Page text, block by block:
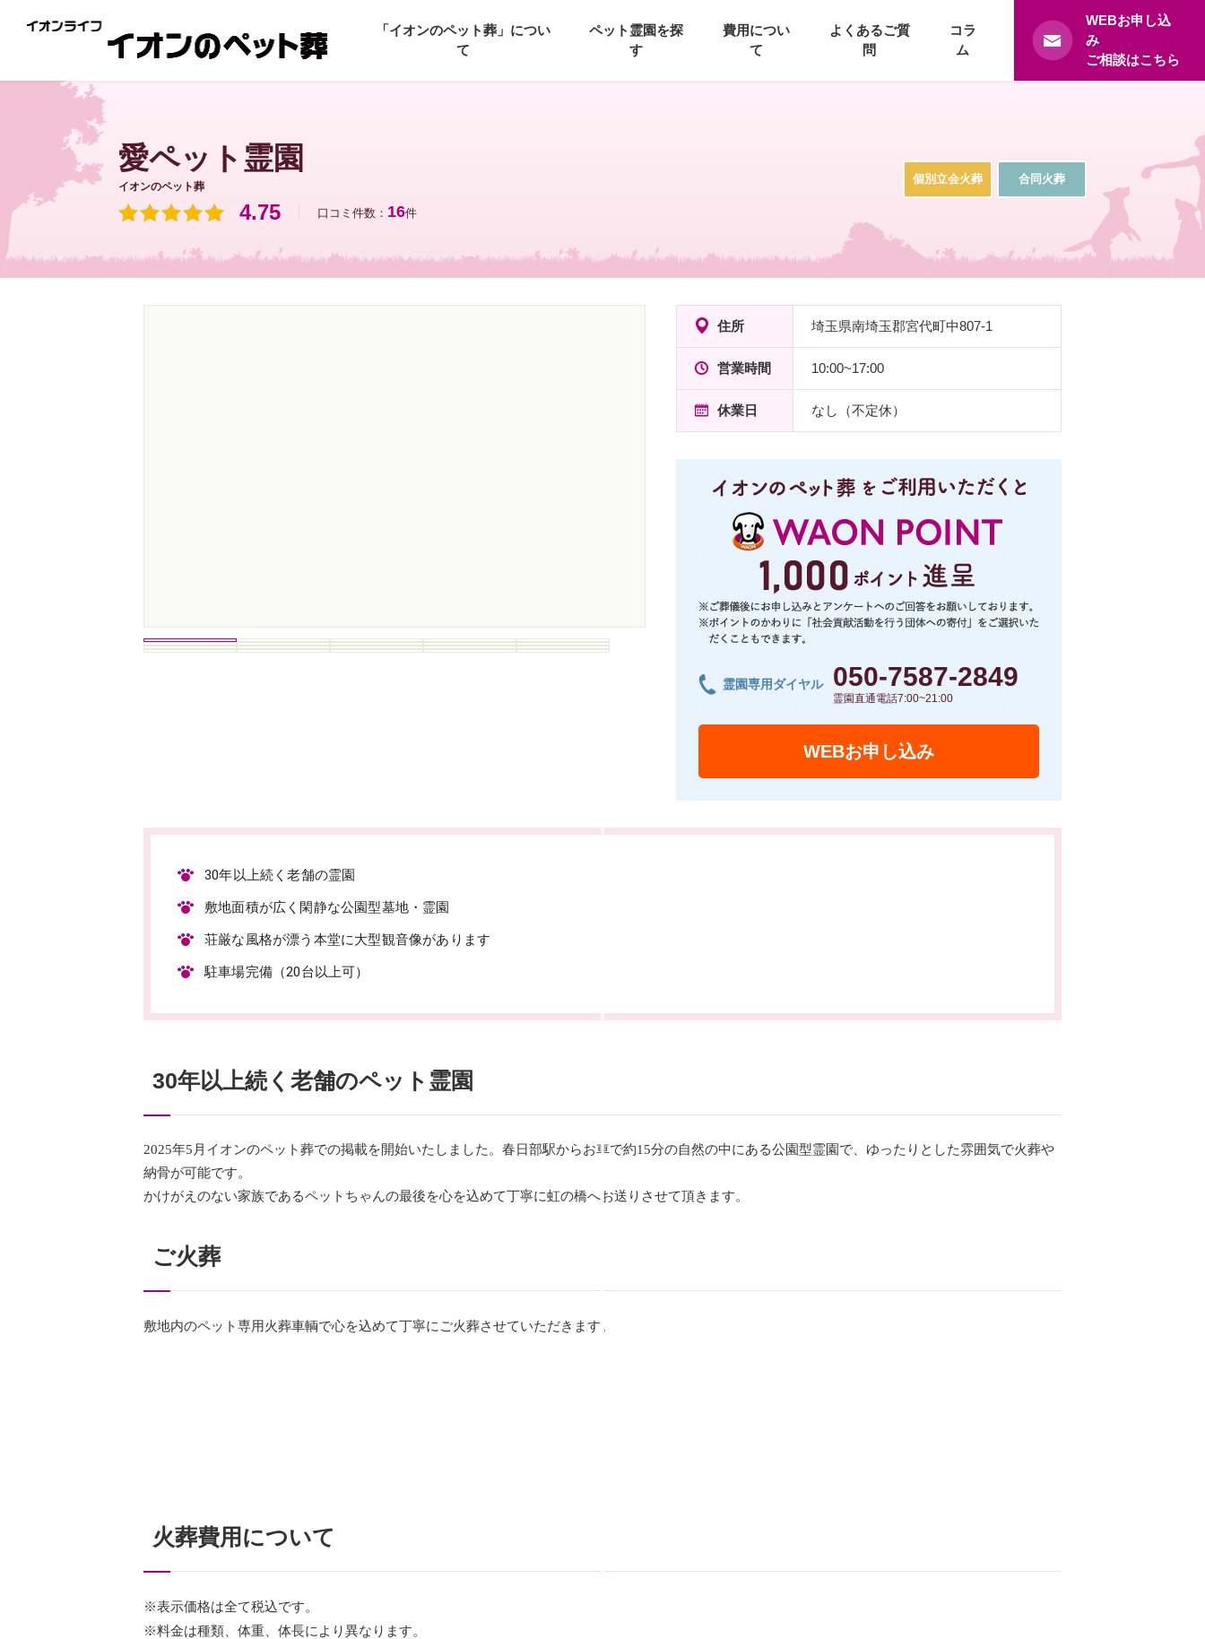
「イオンのペット葬」につい
て
ペット霊園を探
す
費用につい
て
よくあるご質
問
コラ
ム
WEBお申し込
み
ご相談はこちら
愛ペット霊園
イオンのペット葬
4.75 口コミ件数： 16件
個別立会火葬 合同火葬
住所 埼玉県南埼玉郡宮代町中807-1
営業時間 10:00~17:00
休業日 なし（不定休）
霊園専用ダイヤル 050-7587-2849
霊園直通電話7:00~21:00
WEBお申し込み
30年以上続く老舗の霊園
敷地面積が広く閑静な公園型墓地・霊園
荘厳な風格が漂う本堂に大型観音像があります
駐車場完備（20台以上可）
30年以上続く老舗のペット霊園
2025年5月イオンのペット葬での掲載を開始いたしました。春日部駅からお車で約15分の自然の中にある公園型霊園で、ゆったりとした雰囲気で火葬や
納骨が可能です。
かけがえのない家族であるペットちゃんの最後を心を込めて丁寧に虹の橋へお送りさせて頂きます。
ご火葬
敷地内のペット専用火葬車輌で心を込めて丁寧にご火葬させていただきます。
火葬費用について
※表示価格は全て税込です。
※料金は種類、体重、体長により異なります。